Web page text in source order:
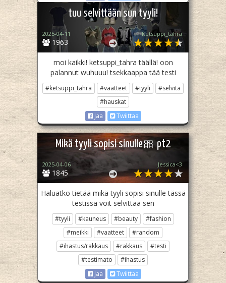
tuu selvittään sun tyyli!
1963
2025-04-11 Ketsuppi_tahra
moi kaikki! ketsuppi_tahra täällä! oon
palannut wuhuuu! tsekkaappa tää testi
#ketsuppi_tahra #vaatteet #tyyli
#selvitä
#hauskat
Jaa
Twiittaa
Mikä tyyli sopisi sinulle🎀 pt2
1845
2025-04-06 Jessica<3
Haluatko tietää mikä tyyli sopisi sinulle tässä
testissä voit selvittää sen
#tyyli #kauneus #beauty
#fashion
#meikki
#vaatteet
#random
#ihastus/rakkaus
#rakkaus
#testi
#testimato
#ihastus
Jaa
Twiittaa